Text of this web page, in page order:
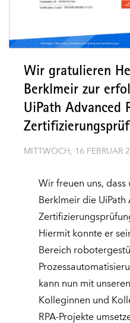
Wir gratulieren
Berklmeir zur
UiPath Advanced
MITTWOCH, 16 FEBRUAR
Wir freuen uns, dass
Berklmeir die
Hiermit konnte er
Bereich
kann nun mit
Kolleginnen und
RPA-Projekte